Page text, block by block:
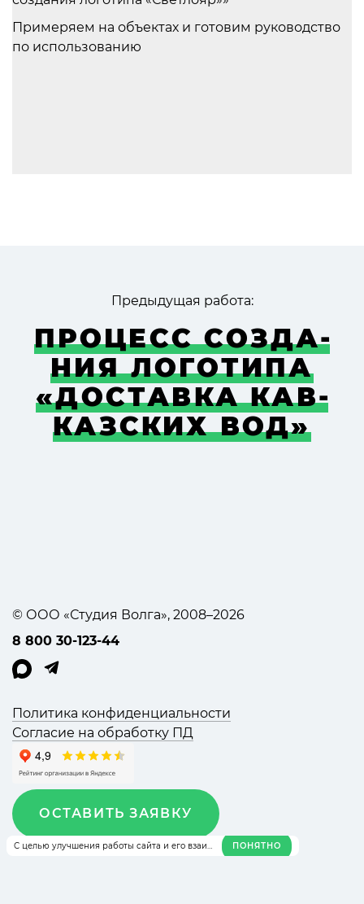
Примеряем на объектах и готовим руководство
по использованию
Предыдущая работа:
ПРО­ЦЕСС СОЗДА­
НИЯ ЛОГО­ТИПА
«ДОСТАВКА КАВ­
КАЗ­СКИХ ВОД»
© ООО «Студия Волга», 2008–2026
8 800 30-123-44
Политика конфиденциальности
Согласие на обработку ПД
ОСТАВИТЬ ЗАЯВКУ
С целью улучшения работы сайта и его взаимодействия с пользователями мы используем файлы куки и сервис Яндекс Метрика. Продолжая работу с сайтом, Вы соглашаетесь с ПОНЯТНО